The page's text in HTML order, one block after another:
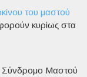
του μαστού
κυρίως στα
Σύνδρομο Μαστού